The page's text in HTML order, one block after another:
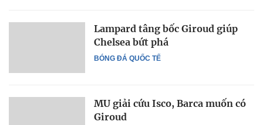
BÓNG ĐÁ QUỐC TẾ
Lampard tâng bốc Giroud giúp
Chelsea bứt phá
MU giải cứu Isco, Barca muốn có
Giroud